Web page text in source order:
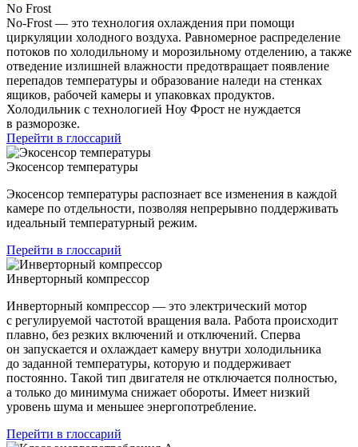
No Frost
No-Frost — это технология охлаждения при помощи
циркуляции холодного воздуха. Равномерное распределение
потоков по холодильному и морозильному отделению, а также
отведение излишней влажности предотвращает появление
перепадов температуры и образование наледи на стенках
ящиков, рабочей камеры и упаковках продуктов.
Холодильник с технологией Ноу Фрост не нуждается
в разморозке.
Перейти в глоссарий
Экосенсор температуры
Экосенсор температуры распознает все изменения в каждой
камере по отдельности, позволяя непрерывно поддерживать
идеальный температурный режим.
Перейти в глоссарий
Инверторный компрессор
Инверторный компрессор — это электрический мотор
с регулируемой частотой вращения вала. Работа происходит
плавно, без резких включений и отключений. Сперва
он запускается и охлаждает камеру внутри холодильника
до заданной температуры, которую и поддерживает
постоянно. Такой тип двигателя не отключается полностью,
а только до минимума снижает обороты. Имеет низкий
уровень шума и меньшее энергопотребление.
Перейти в глоссарий